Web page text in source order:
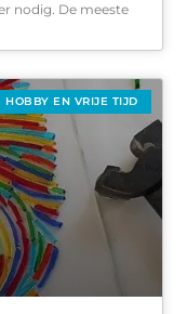
nodig. De meeste
HOBBY EN VRIJE TIJD